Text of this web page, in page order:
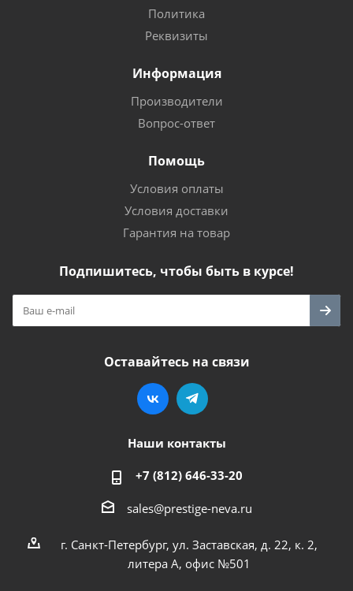
Политика
Реквизиты
Информация
Производители
Вопрос-ответ
Помощь
Условия оплаты
Условия доставки
Гарантия на товар
Подпишитесь, чтобы быть в курсе!
Оставайтесь на связи
Наши контакты
+7 (812) 646-33-20
sales@prestige-neva.ru
г. Санкт-Петербург, ул. Заставская, д. 22, к. 2,
литера А, офис №501